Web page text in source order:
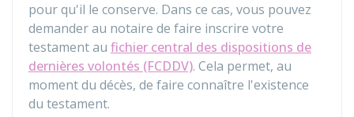
pour qu'il le conserve. Dans ce cas, vous pouvez
demander au notaire de faire inscrire votre
testament au fichier central des dispositions de
dernières volontés (FCDDV). Cela permet, au
moment du décès, de faire connaître l'existence
du testament.